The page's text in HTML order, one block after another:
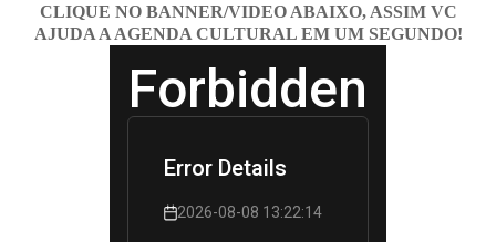
CLIQUE NO BANNER/VIDEO ABAIXO, ASSIM VC
AJUDA A AGENDA CULTURAL EM UM SEGUNDO!